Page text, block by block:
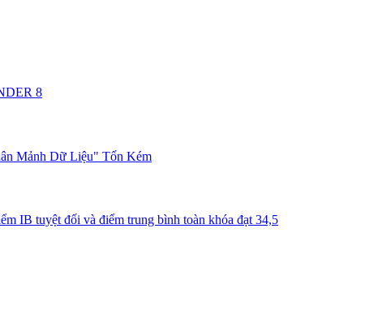
8
Mảnh Dữ Liệu" Tốn Kém
IB tuyệt đối và điểm trung bình toàn khóa đạt 34,5